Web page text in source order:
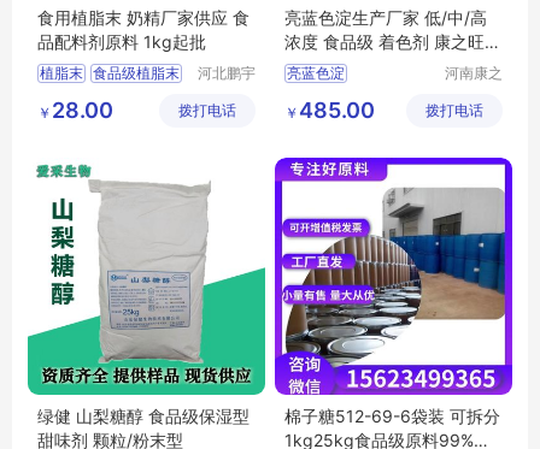
食用植脂末 奶精厂家供应 食
品配料剂原料 1kg起批
植脂末 食品级植脂末
植脂末厂家
河北鹏宇
有限公司
￥ 28.00 拨打电话
亮蓝色淀生产厂家 低/中/高
浓度 食品级 着色剂 康之旺生
物 1kg包邮
亮蓝色淀
河南康之
技有限公
￥ 485.00 拨打电话
绿健 山梨糖醇 食品级保湿型
甜味剂 颗粒/粉末型
棉子糖512-69-6袋装 可拆分
1kg25kg食品级原料99%含